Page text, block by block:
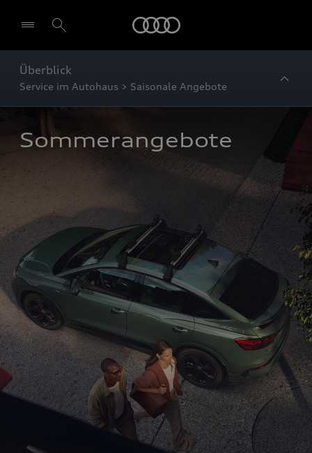
Überblick
Service im Autohaus > Saisonale Angebote
Sommerangebote